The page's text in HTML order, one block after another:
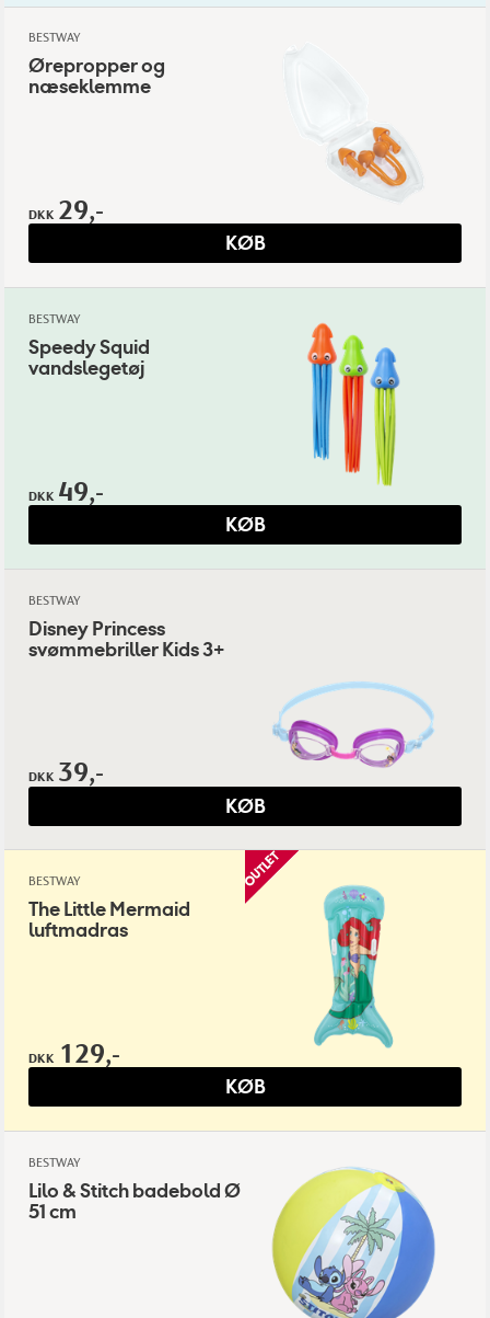
BESTWAY
Ørepropper og
næseklemme
DKK 29,-
KØB
BESTWAY
Speedy Squid
vandslegetøj
DKK 49,-
KØB
BESTWAY
Disney Princess
svømmebriller Kids 3+
DKK 39,-
KØB
BESTWAY
The Little Mermaid
luftmadras
DKK 129,-
KØB
BESTWAY
Lilo & Stitch badebold Ø
51 cm